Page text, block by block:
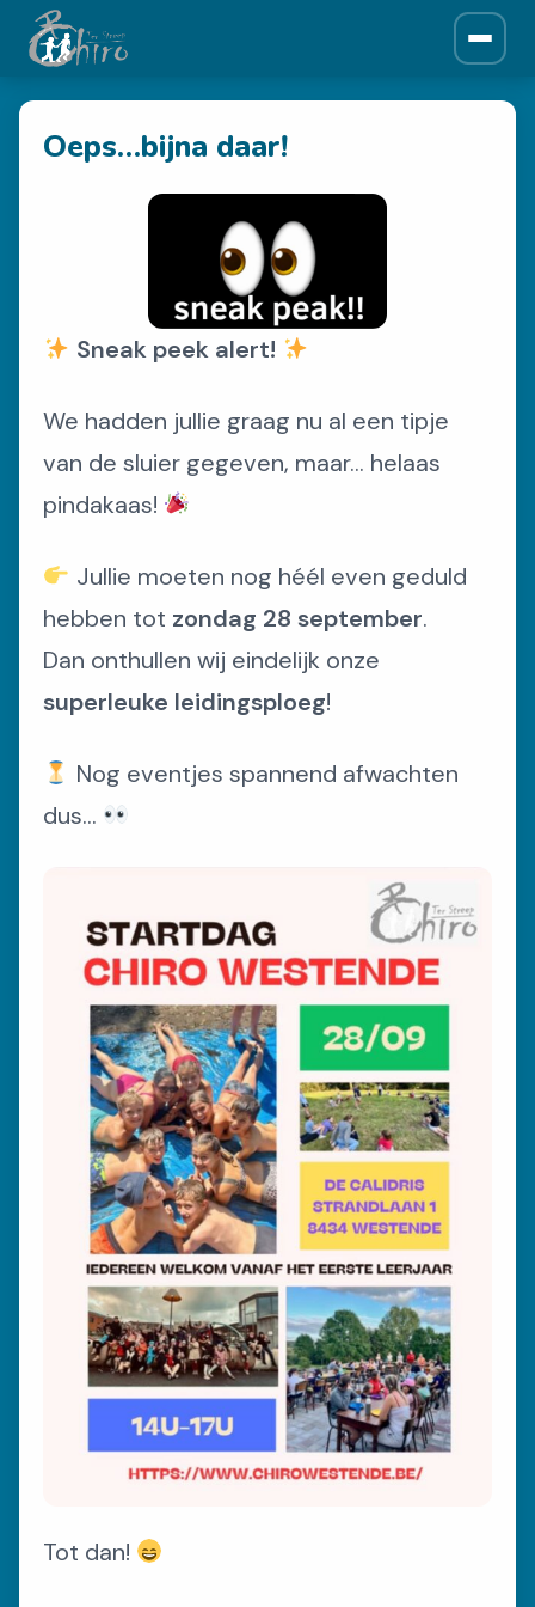
ONZE CHIRO
Over ons
NIEUWS
SPONSORS
Sponsors
Fotoboek
Speciale Activiteiten
Bivak
VRAGEN?
Contact
Oeps…bijna daar!
Sneak peek alert!
We hadden jullie graag nu al een tipje
van de sluier gegeven, maar… helaas
pindakaas!
Jullie moeten nog héél even geduld
hebben tot zondag 28 september.
Dan onthullen wij eindelijk onze
superleuke leidingsploeg!
Nog eventjes spannend afwachten
dus…
Tot dan!